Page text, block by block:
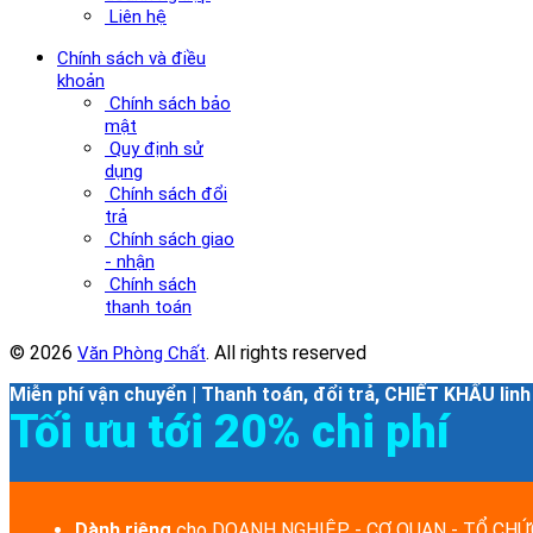
Liên hệ
Chính sách và điều
khoản
Chính sách bảo
mật
Quy định sử
dụng
Chính sách đổi
trả
Chính sách giao
- nhận
Chính sách
thanh toán
© 2026 Văn Phòng Chất. All rights reserved
Miễn phí vận chuyển | Thanh toán, đổi trả, CHIẾT KHẤU
Tối ưu tới 20% chi phí